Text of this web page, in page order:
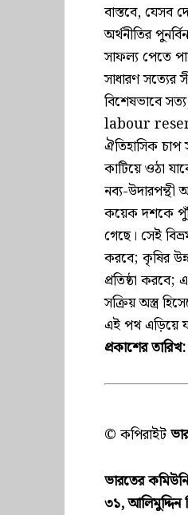
বাস্তবে, যেসব
অর্থনীতির
সাফল্য পেতে
সাধারণ সত্যের
বিশেষভাবে
labour
ঐতিহাসিক
কাটিয়ে ওঠা
নব্য-উদারপন্থী
কয়েক দশকে
গেছে। সেই
করবে; কৃষির
প্রতিষ্ঠা
সক্রিয় অস্ত্র
এই পথ এড়িয়ে
প্রকাশের তারিখ:
© কপিরাইট
ভারতের
৩১, আলিমুদ্দিন